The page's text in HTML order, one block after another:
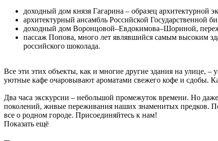
доходный дом князя Гагарина – образец
архитектурный ансамбль Российской Государственной
доходный дом Воронцовой–Евдокимова–Шориной,
пассаж Попова, много лет являвшийся самым высоким
российского шоколада.
Все эти этих объекты, как и многие другие здания на улице,
уютные кафе очаровывают ароматами свежего кофе и сдобы.
Два часа экскурсии – небольшой промежуток времени. Но
поколений, живые переживания наших знаменитых предков.
все о родном городе. Присоединяйтесь к нам!
Показать ещё